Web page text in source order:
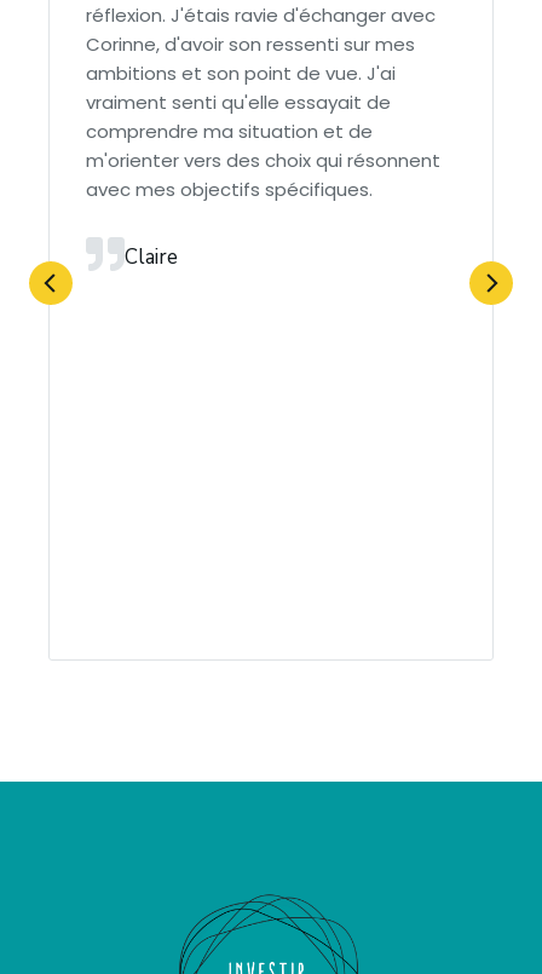
Claire
réflexion. J'étais ravie d'échanger avec
Corinne, d'avoir son ressenti sur mes
ambitions et son point de vue. J'ai
vraiment senti qu'elle essayait de
comprendre ma situation et de
m'orienter vers des choix qui résonnent
avec mes objectifs spécifiques.